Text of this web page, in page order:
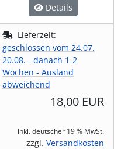
Details
Lieferzeit:
geschlossen vom 24.07.
20.08. - danach 1-2
Wochen - Ausland
abweichend
18,00 EUR
inkl. deutscher 19 % MwSt.
zzgl. Versandkosten